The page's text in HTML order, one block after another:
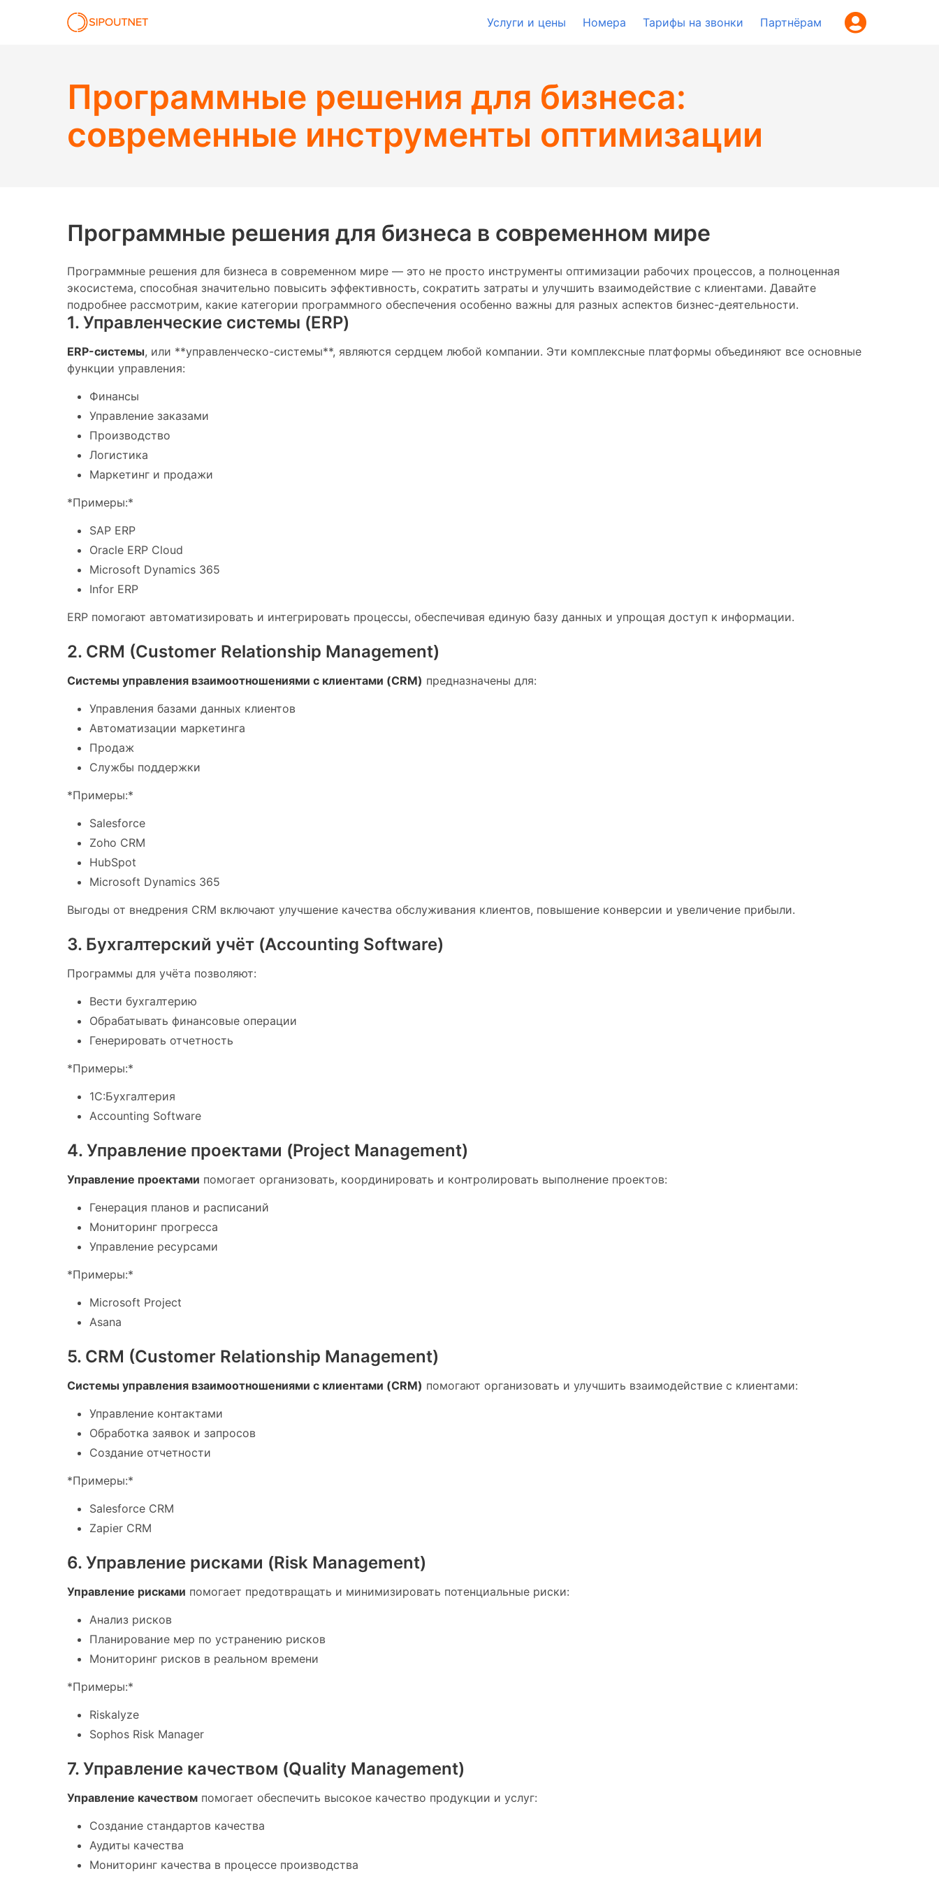
Услуги и цены Номера Тарифы на звонки Партнёрам
Программные решения для бизнеса:
современные инструменты оптимизации
Программные решения для бизнеса в современном мире
Программные решения для бизнеса в современном мире — это не просто инструменты оптимизации рабочих процессов, а полноценная
экосистема, способная значительно повысить эффективность, сократить затраты и улучшить взаимодействие с клиентами. Давайте
подробнее рассмотрим, какие категории программного обеспечения особенно важны для разных аспектов бизнес-деятельности.
1. Управленческие системы (ERP)
ERP-системы, или **управленческо-cиcтeмы**, являются сердцем любой компании. Эти комплексные платформы объединяют все основные
функции управления:
Финансы
Управление заказами
Производство
Логистика
Маркетинг и продажи
*Примеры:*
SAP ERP
Oracle ERP Cloud
Microsoft Dynamics 365
Infor ERP
ERP помогают автоматизировать и интегрировать процессы, обеспечивая единую базу данных и упрощая доступ к информации.
2. CRM (Customer Relationship Management)
Системы управления взаимоотношениями с клиентами (CRM) предназначены для:
Управления базами данных клиентов
Автоматизации маркетинга
Продаж
Службы поддержки
*Примеры:*
Salesforce
Zoho CRM
HubSpot
Microsoft Dynamics 365
Выгоды от внедрения CRM включают улучшение качества обслуживания клиентов, повышение конверсии и увеличение прибыли.
3. Бухгалтерский учёт (Accounting Software)
Программы для учёта позволяют:
Вести бухгалтерию
Обрабатывать финансовые операции
Генерировать отчетность
*Примеры:*
1С:Бухгалтерия
Accounting Software
4. Управление проектами (Project Management)
Управление проектами помогает организовать, координировать и контролировать выполнение проектов:
Генерация планов и расписаний
Мониторинг прогресса
Управление ресурсами
*Примеры:*
Microsoft Project
Asana
5. CRM (Customer Relationship Management)
Системы управления взаимоотношениями с клиентами (CRM) помогают организовать и улучшить взаимодействие с клиентами:
Управление контактами
Обработка заявок и запросов
Создание отчетности
*Примеры:*
Salesforce CRM
Zapier CRM
6. Управление рисками (Risk Management)
Управление рисками помогает предотвращать и минимизировать потенциальные риски:
Анализ рисков
Планирование мер по устранению рисков
Мониторинг рисков в реальном времени
*Примеры:*
Riskalyze
Sophos Risk Manager
7. Управление качеством (Quality Management)
Управление качеством помогает обеспечить высокое качество продукции и услуг:
Создание стандартов качества
Аудиты качества
Мониторинг качества в процессе производства